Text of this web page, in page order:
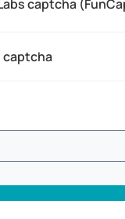
captcha
captcha